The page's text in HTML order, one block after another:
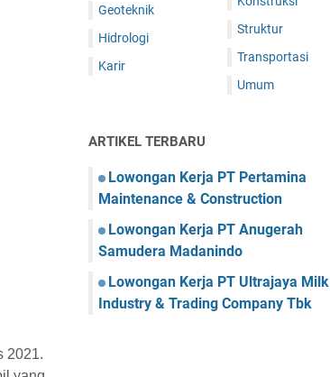
2021.
Geoteknik
Hidrologi
Karir
Struktur
Transportasi
Umum
ARTIKEL TERBARU
Lowongan Kerja PT Pertamina
Maintenance & Construction
Lowongan Kerja PT Anugerah
Samudera Madanindo
Lowongan Kerja PT Ultrajaya Milk
Industry & Trading Company Tbk